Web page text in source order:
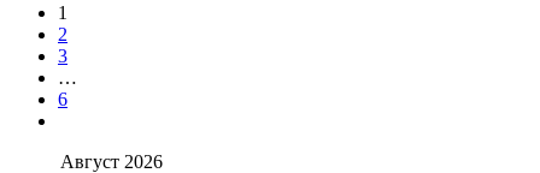
1
2
3
…
6
Август 2026